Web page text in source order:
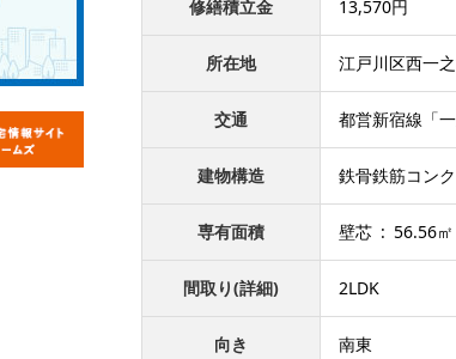
修繕積立金 13,570円
所在地 江戸川区西一
交通 都営新宿線「
建物構造 鉄骨鉄筋コン
専有面積 壁芯 : 56.56㎡
間取り(詳細) 2LDK
向き 南東